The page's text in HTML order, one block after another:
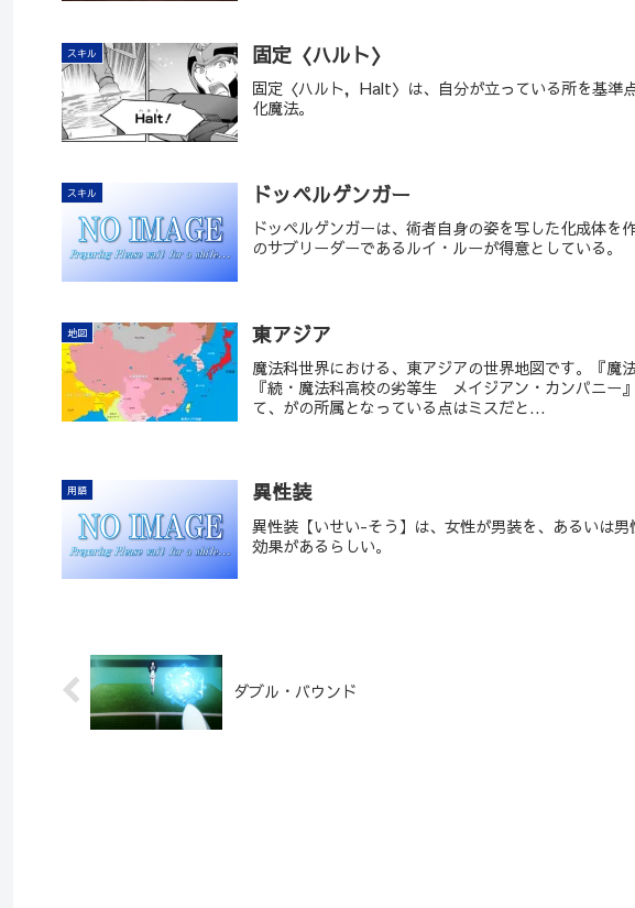
スキル 固定〈ハルト〉
固定〈ハルト，Halt〉は、自分が立っている所を基準
化魔法。
スキル ドッペルゲンガー
ドッペルゲンガーは、術者自身の姿を写した化成体を
のサブリーダーであるルイ・ルーが得意としている。
地図 東アジア
魔法科世界における、東アジアの世界地図です。『魔
『続・魔法科高校の劣等生 メイジアン・カンパニー
て、がの所属となっている点はミスだと...
用語 異性装
異性装【いせい-そう】は、女性が男装を、あるいは
効果があるらしい。
ダブル・バウンド